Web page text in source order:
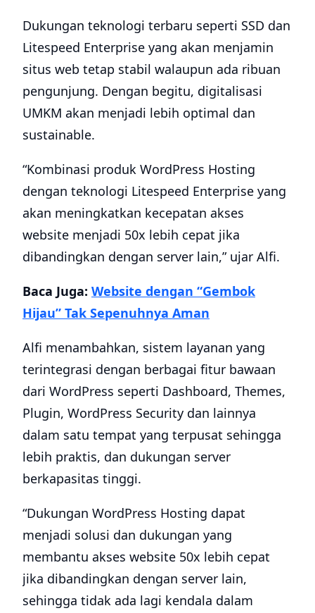
Dukungan teknologi terbaru seperti SSD dan
Litespeed Enterprise yang akan menjamin
situs web tetap stabil walaupun ada ribuan
pengunjung. Dengan begitu, digitalisasi
UMKM akan menjadi lebih optimal dan
sustainable.
“Kombinasi produk WordPress Hosting
dengan teknologi Litespeed Enterprise yang
akan meningkatkan kecepatan akses
website menjadi 50x lebih cepat jika
dibandingkan dengan server lain,” ujar Alfi.
Baca Juga: Website dengan “Gembok
Hijau” Tak Sepenuhnya Aman
Alfi menambahkan, sistem layanan yang
terintegrasi dengan berbagai fitur bawaan
dari WordPress seperti Dashboard, Themes,
Plugin, WordPress Security dan lainnya
dalam satu tempat yang terpusat sehingga
lebih praktis, dan dukungan server
berkapasitas tinggi.
“Dukungan WordPress Hosting dapat
menjadi solusi dan dukungan yang
membantu akses website 50x lebih cepat
jika dibandingkan dengan server lain,
sehingga tidak ada lagi kendala dalam